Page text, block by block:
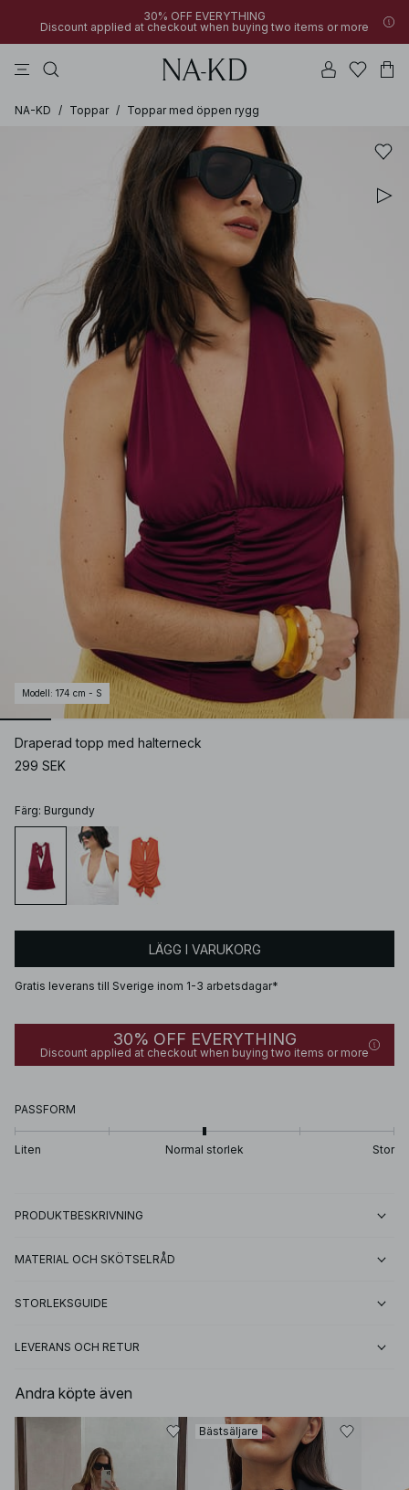
30% OFF EVERYTHING
Discount applied at checkout when buying two items or more
NA-KD / Toppar / Toppar med öppen rygg
Modell : 174 cm - S
Draperad topp med halterneck
299 SEK
Färg: Burgundy
LÄGG I VARUKORG
Gratis leverans till Sverige inom 1-3 arbetsdagar*
30% OFF EVERYTHING
Discount applied at checkout when buying two items or more
PASSFORM
Liten Normal storlek Stor
PRODUKTBESKRIVNING
MATERIAL OCH SKÖTSELRÅD
STORLEKSGUIDE
LEVERANS OCH RETUR
Andra köpte även
Bästsäljare